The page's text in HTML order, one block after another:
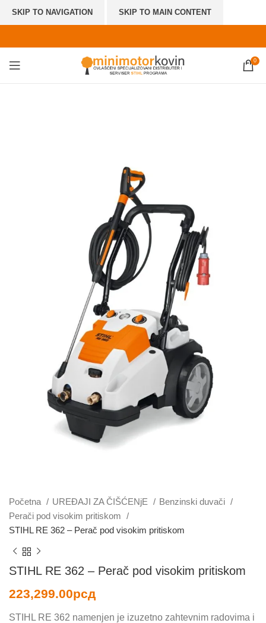
SKIP TO NAVIGATION SKIP TO MAIN CONTENT
0
Početna UREĐAJI ZA ČIŠĆENjE
Benzinski duvači
Perači pod visokim pritiskom
STIHL RE 362 – Perač pod visokim pritiskom
STIHL RE 362 – Perač pod visokim pritiskom
223,299.00рсд
STIHL RE 362 namenjen je izuzetno zahtevnim radovima i